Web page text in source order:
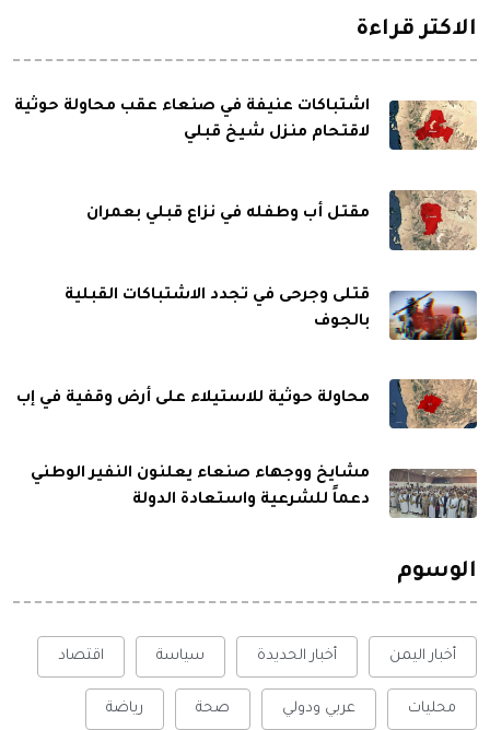
الاكثر قراءة
اشتباكات عنيفة في صنعاء عقب محاولة حوثية
لاقتحام منزل شيخ قبلي
مقتل أب وطفله في نزاع قبلي بعمران
قتلى وجرحى في تجدد الاشتباكات القبلية
بالجوف
محاولة حوثية للاستيلاء على أرض وقفية في إب
مشايخ ووجهاء صنعاء يعلنون النفير الوطني
دعماً للشرعية واستعادة الدولة
الوسوم
أخبار اليمن أخبار الحديدة سياسة اقتصاد
محليات عربي ودولي صحة رياضة